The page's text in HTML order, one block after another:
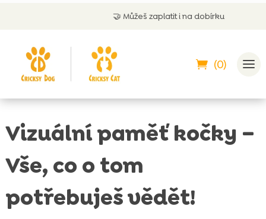
Můžeš zaplatit i na dobírku
(0)
Vizuální paměť kočky –
Vše, co o tom
potřebuješ vědět!